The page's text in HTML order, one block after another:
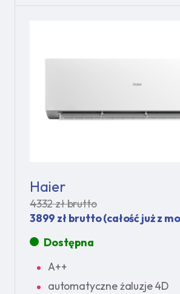
Haier
4332 zł brutto
3899 zł brutto (całość już z
Dostępna
A++
automatyczne żaluzje 4D